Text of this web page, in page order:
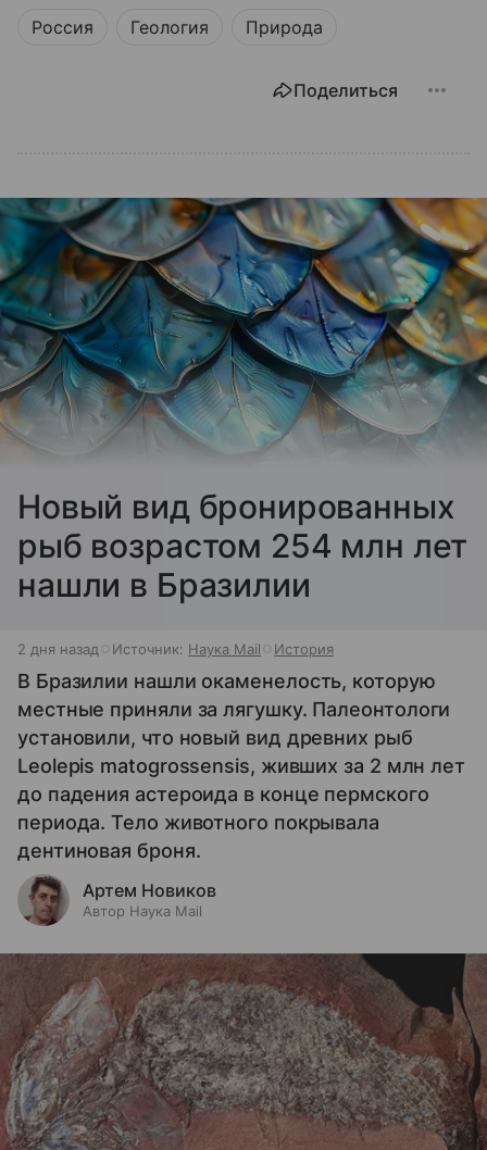
Россия Геология Природа
Поделиться
Новый вид бронированных
рыб возрастом 254 млн лет
нашли в Бразилии
2 дня назад Источник: Наука Mail История
В Бразилии нашли окаменелость, которую
местные приняли за лягушку. Палеонтологи
установили, что новый вид древних рыб
Leolepis matogrossensis, живших за 2 млн лет
до падения астероида в конце пермского
периода. Тело животного покрывала
дентиновая броня.
Артем Новиков
Автор Наука Mail